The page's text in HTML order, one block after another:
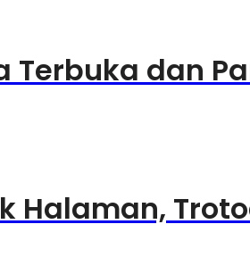
Terbuka dan
Halaman,